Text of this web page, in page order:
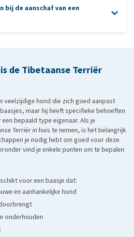
: is een langharige hond met
tussen de 42 en 50 cm is ook
maar qua looks lijken ze veel op
bij de aanschaf van een
de Tibetaanse Terriër
veelzijdige hond die zich goed aanpast
maar hij heeft specifieke behoeften
bepaald type eigenaar. Als je
Terriër in huis te nemen, is het belangrijk
je nodig hebt om goed voor deze
vind je enkele punten om te bepalen
voor een baasje dat:
en aanhankelijke hond
onderhouden